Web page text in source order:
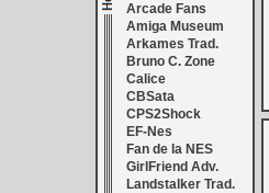
Arcade Fans
Amiga Museum
Arkames Trad.
Bruno C. Zone
Calice
CBSata
CPS2Shock
EF-Nes
Fan de la NES
GirlFriend Adv.
Landstalker Trad.